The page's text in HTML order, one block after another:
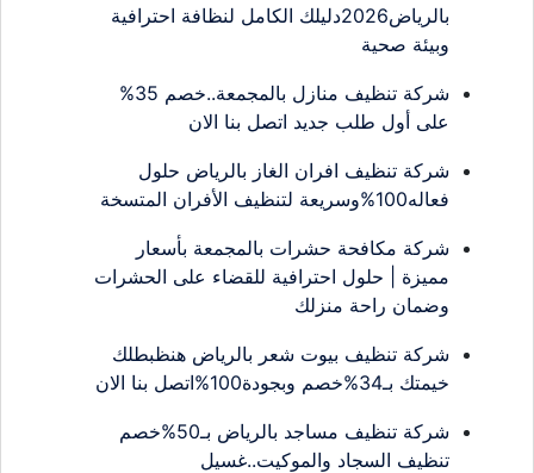
بالرياض2026دليلك الكامل لنظافة احترافية
وبيئة صحية
شركة تنظيف منازل بالمجمعة..خصم 35%
على أول طلب جديد اتصل بنا الان
شركة تنظيف افران الغاز بالرياض حلول
فعاله100%وسريعة لتنظيف الأفران المتسخة
شركة مكافحة حشرات بالمجمعة بأسعار
مميزة | حلول احترافية للقضاء على الحشرات
وضمان راحة منزلك
شركة تنظيف بيوت شعر بالرياض هنظبطلك
خيمتك بـ34%خصم وبجودة100%اتصل بنا الان
شركة تنظيف مساجد بالرياض بـ50%خصم
تنظيف السجاد والموكيت..غسيل